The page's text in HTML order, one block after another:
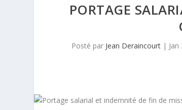
PORTAGE
Posté par Jean Deraincourt|